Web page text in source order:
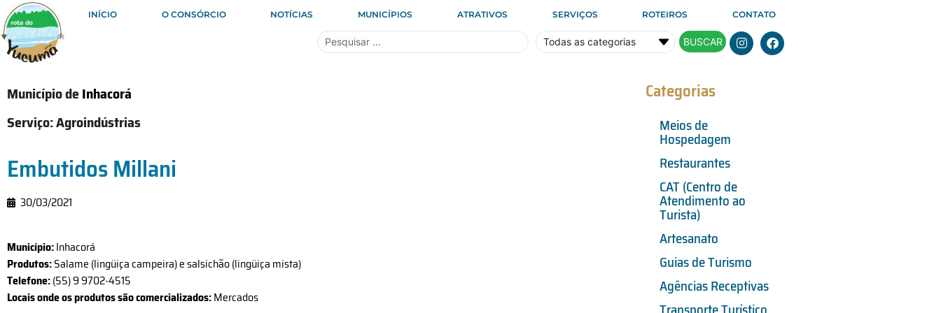
INÍCIO O CONSÓRCIO NOTÍCIAS MUNICÍPIOS ATRATIVOS SERVIÇOS ROTEIROS CONTATO
BUSCAR
Município deInhacorá
Serviço:Agroindústrias
Embutidos Millani
30/03/2021
Município:Inhacorá
Produtos:Salame (lingüiça campeira) e salsichão (lingüiça mista)
Telefone:(55) 9 9702-4515
Locais onde os produtos são comercializados:Mercados
Categorias
Meios de
Hospedagem
Restaurantes
CAT (Centro de
Atendimento ao
Turista)
Artesanato
Guias de Turismo
Agências Receptivas